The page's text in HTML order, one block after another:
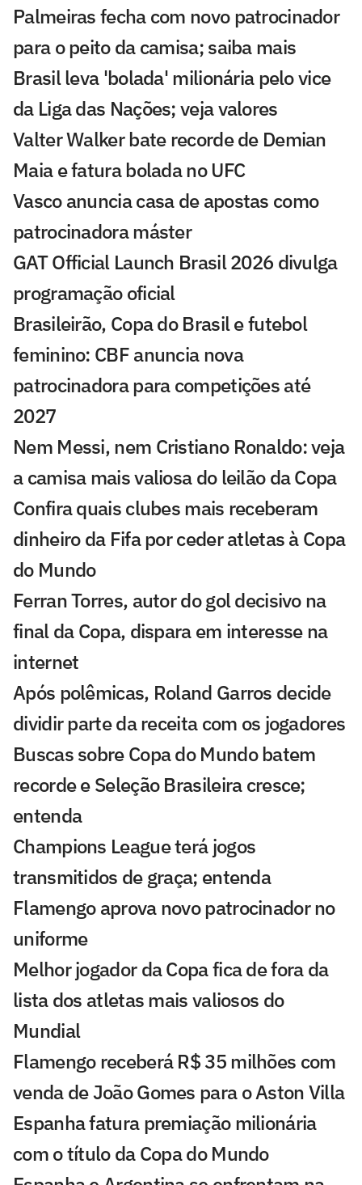
Palmeiras fecha com novo patrocinador
para o peito da camisa; saiba mais
Brasil leva 'bolada' milionária pelo vice
da Liga das Nações; veja valores
Valter Walker bate recorde de Demian
Maia e fatura bolada no UFC
Vasco anuncia casa de apostas como
patrocinadora máster
GAT Official Launch Brasil 2026 divulga
programação oficial
Brasileirão, Copa do Brasil e futebol
feminino: CBF anuncia nova
patrocinadora para competições até
2027
Nem Messi, nem Cristiano Ronaldo: veja
a camisa mais valiosa do leilão da Copa
Confira quais clubes mais receberam
dinheiro da Fifa por ceder atletas à Copa
do Mundo
Ferran Torres, autor do gol decisivo na
final da Copa, dispara em interesse na
internet
Após polêmicas, Roland Garros decide
dividir parte da receita com os jogadores
Buscas sobre Copa do Mundo batem
recorde e Seleção Brasileira cresce;
entenda
Champions League terá jogos
transmitidos de graça; entenda
Flamengo aprova novo patrocinador no
uniforme
Melhor jogador da Copa fica de fora da
lista dos atletas mais valiosos do
Mundial
Flamengo receberá R$ 35 milhões com
venda de João Gomes para o Aston Villa
Espanha fatura premiação milionária
com o título da Copa do Mundo